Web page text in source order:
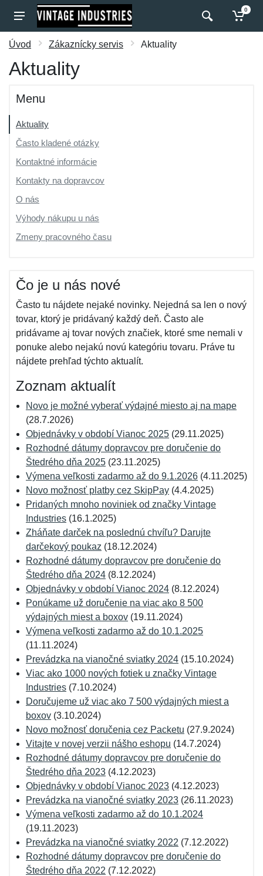
0
Úvod Zákaznícky servis Aktuality
Aktuality
Menu
Aktuality
Často kladené otázky
Kontaktné informácie
Kontakty na dopravcov
O nás
Výhody nákupu u nás
Zmeny pracovného času
Čo je u nás nové
Často tu nájdete nejaké novinky. Nejedná sa len o nový
tovar, ktorý je pridávaný každý deň. Často ale
pridávame aj tovar nových značiek, ktoré sme nemali v
ponuke alebo nejakú novú kategóriu tovaru. Práve tu
nájdete prehľad týchto aktualít.
Zoznam aktualít
Novo je možné vyberať výdajné miesto aj na mape
(28.7.2026)
Objednávky v období Vianoc 2025 (29.11.2025)
Rozhodné dátumy dopravcov pre doručenie do
Štedrého dňa 2025 (23.11.2025)
Výmena veľkosti zadarmo až do 9.1.2026 (4.11.2025)
Novo možnosť platby cez SkipPay (4.4.2025)
Pridaných mnoho noviniek od značky Vintage
Industries (16.1.2025)
Zháňate darček na poslednú chvíľu? Darujte
darčekový poukaz (18.12.2024)
Rozhodné dátumy dopravcov pre doručenie do
Štedrého dňa 2024 (8.12.2024)
Objednávky v období Vianoc 2024 (8.12.2024)
Ponúkame už doručenie na viac ako 8 500
výdajných miest a boxov (19.11.2024)
Výmena veľkosti zadarmo až do 10.1.2025
(11.11.2024)
Prevádzka na vianočné sviatky 2024 (15.10.2024)
Viac ako 1000 nových fotiek u značky Vintage
Industries (7.10.2024)
Doručujeme už viac ako 7 500 výdajných miest a
boxov (3.10.2024)
Novo možnosť doručenia cez Packetu (27.9.2024)
Vitajte v novej verzii nášho eshopu (14.7.2024)
Rozhodné dátumy dopravcov pre doručenie do
Štedrého dňa 2023 (4.12.2023)
Objednávky v období Vianoc 2023 (4.12.2023)
Prevádzka na vianočné sviatky 2023 (26.11.2023)
Výmena veľkosti zadarmo až do 10.1.2024
(19.11.2023)
Prevádzka na vianočné sviatky 2022 (7.12.2022)
Rozhodné dátumy dopravcov pre doručenie do
Štedrého dňa 2022 (7.12.2022)